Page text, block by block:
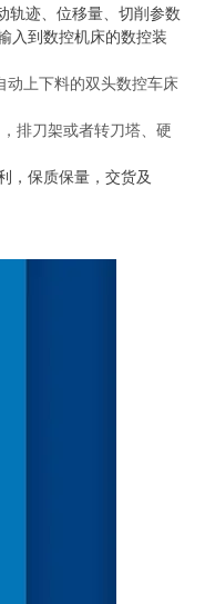
轨迹、位移量、切削参数
入到数控机床的数控装
动上下料的双头数控车床
排刀架或者转刀塔、硬
，保质保量，交货及